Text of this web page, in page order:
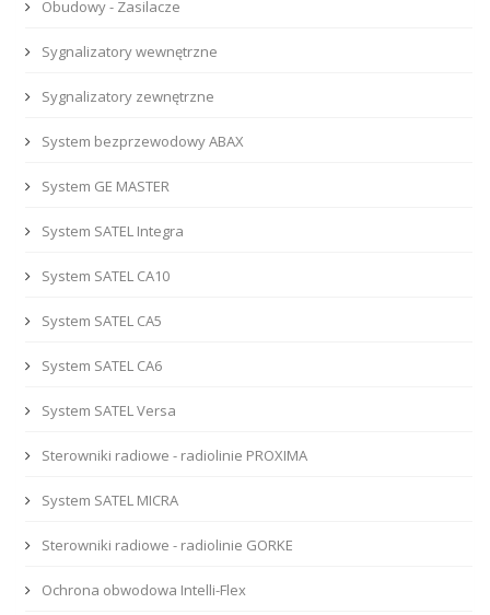
Obudowy - Zasilacze
Sygnalizatory wewnętrzne
Sygnalizatory zewnętrzne
System bezprzewodowy ABAX
System GE MASTER
System SATEL Integra
System SATEL CA10
System SATEL CA5
System SATEL CA6
System SATEL Versa
Sterowniki radiowe - radiolinie PROXIMA
System SATEL MICRA
Sterowniki radiowe - radiolinie GORKE
Ochrona obwodowa Intelli-Flex